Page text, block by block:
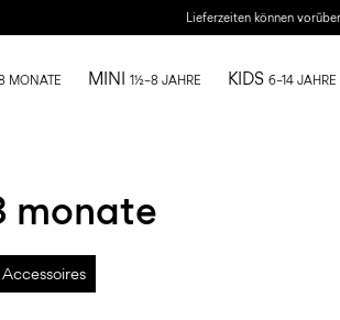
Lieferzeiten können
MONATE MINI 1½–8 JAHRE KIDS 6–14 JAHRE
monate
Accessoires